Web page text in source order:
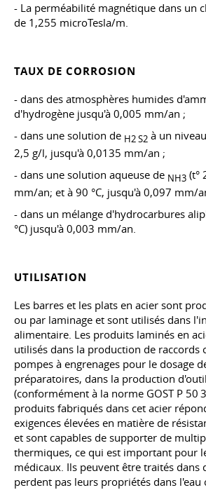
- La perméabilité magnétique dans un
de 1,255 microTesla/m.
TAUX DE CORROSION
- dans des atmosphères humides
d'hydrogène jusqu'à 0,005 mm/an ;
- dans une solution de H2 S2 à un
2,5 g/l, jusqu'à 0,0135 mm/an ;
- dans une solution aqueuse de NH3 (t°
mm/an; et à 90 °C, jusqu'à 0,097 mm/
- dans un mélange d'hydrocarbures
°C) jusqu'à 0,003 mm/an.
UTILISATION
Les barres et les plats en acier sont
ou par laminage et sont utilisés dans
alimentaire. Les produits laminés en
utilisés dans la production de raccords
pompes à engrenages pour le dosage
préparatoires, dans la production
(conformément à la norme GOST P 50
produits fabriqués dans cet acier
exigences élevées en matière de
et sont capables de supporter de
thermiques, ce qui est important pour
médicaux. Ils peuvent être traités dans
perdent pas leurs propriétés dans l'eau